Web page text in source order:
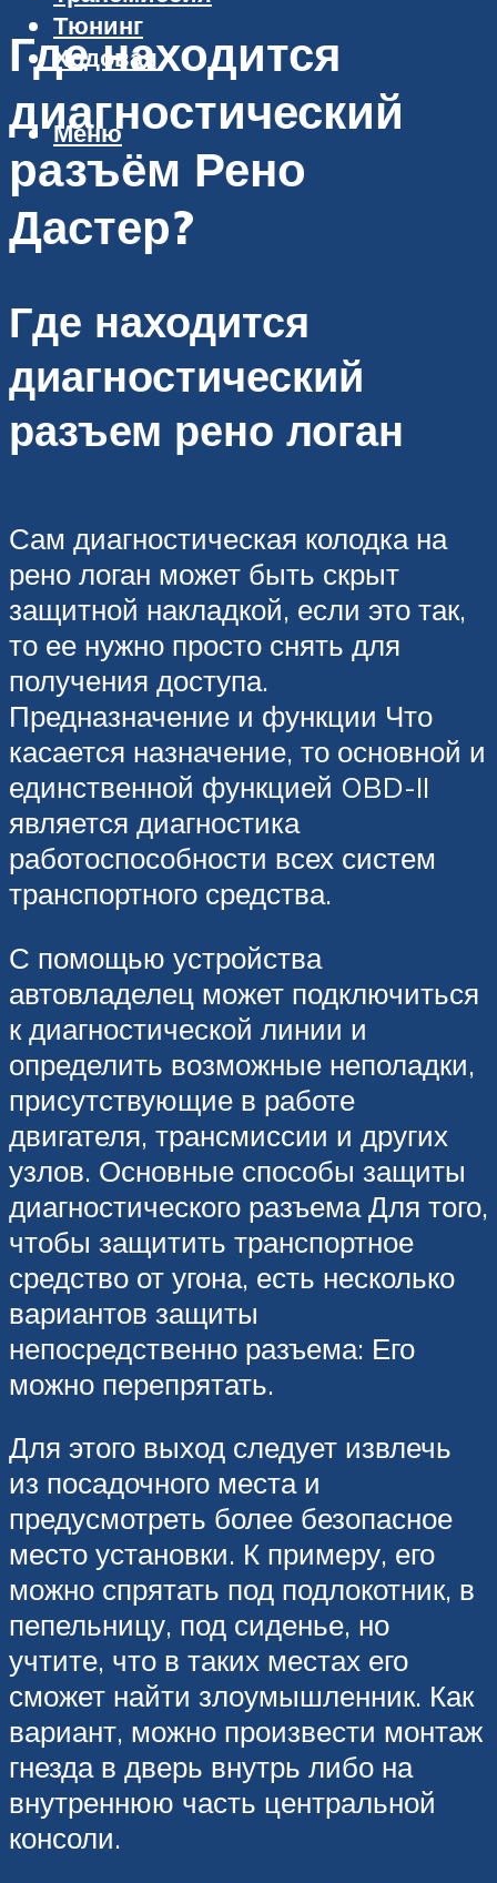
Тюнинг
Ходовая
Меню
Где находится
диагностический
разъём Рено
Дастер?
Где находится
диагностический
разъем рено логан
Сам диагностическая колодка на
рено логан может быть скрыт
защитной накладкой, если это так,
то ее нужно просто снять для
получения доступа.
Предназначение и функции Что
касается назначение, то основной и
единственной функцией OBD-II
является диагностика
работоспособности всех систем
транспортного средства.
С помощью устройства
автовладелец может подключиться
к диагностической линии и
определить возможные неполадки,
присутствующие в работе
двигателя, трансмиссии и других
узлов. Основные способы защиты
диагностического разъема Для того,
чтобы защитить транспортное
средство от угона, есть несколько
вариантов защиты
непосредственно разъема: Его
можно перепрятать.
Для этого выход следует извлечь
из посадочного места и
предусмотреть более безопасное
место установки. К примеру, его
можно спрятать под подлокотник, в
пепельницу, под сиденье, но
учтите, что в таких местах его
сможет найти злоумышленник. Как
вариант, можно произвести монтаж
гнезда в дверь внутрь либо на
внутреннюю часть центральной
консоли.